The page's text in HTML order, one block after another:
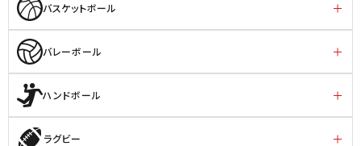
バスケットボール
バレーボール
ハンドボール
ラグビー